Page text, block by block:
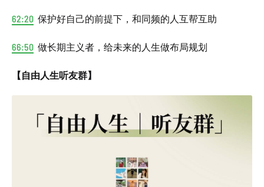
62:20 保护好自己的前提下，和同频的人互帮互助
66:50 做长期主义者，给未来的人生做布局规划
【自由人生听友群】